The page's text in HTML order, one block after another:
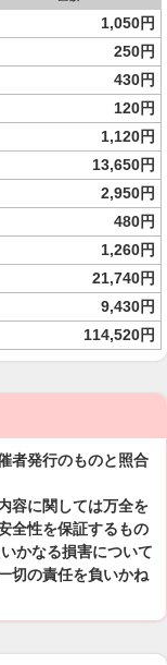
1,050円
250円
430円
120円
1,120円
13,650円
2,950円
480円
1,260円
21,740円
9,430円
114,520円
者発行のものと照合
容に関しては万全を
全性を保証するもの
かなる損害について
切の責任を負いかね